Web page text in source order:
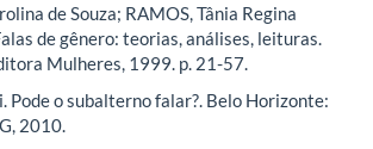
de Souza; RAMOS, Tânia Regina
de gênero: teorias, análises, leituras.
Mulheres, 1999. p. 21-57.
Pode o subalterno falar?. Belo Horizonte:
2010.